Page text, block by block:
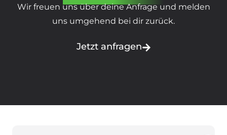
Wir freuen uns über deine Anfrage und melden
uns umgehend bei dir zurück.
Jetzt anfragen